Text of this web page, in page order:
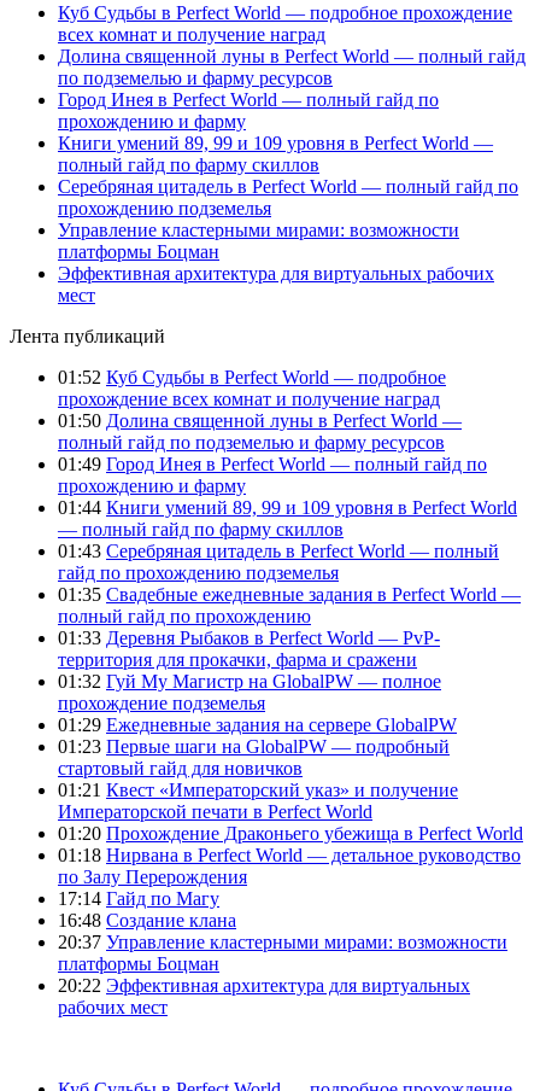
Куб Судьбы в Perfect World — подробное прохождение
всех комнат и получение наград
Долина священной луны в Perfect World — полный гайд
по подземелью и фарму ресурсов
Город Инея в Perfect World — полный гайд по
прохождению и фарму
Книги умений 89, 99 и 109 уровня в Perfect World —
полный гайд по фарму скиллов
Серебряная цитадель в Perfect World — полный гайд по
прохождению подземелья
Управление кластерными мирами: возможности
платформы Боцман
Эффективная архитектура для виртуальных рабочих
мест
Лента публикаций
01:52 Куб Судьбы в Perfect World — подробное
прохождение всех комнат и получение наград
01:50 Долина священной луны в Perfect World —
полный гайд по подземелью и фарму ресурсов
01:49 Город Инея в Perfect World — полный гайд по
прохождению и фарму
01:44 Книги умений 89, 99 и 109 уровня в Perfect World
— полный гайд по фарму скиллов
01:43 Серебряная цитадель в Perfect World — полный
гайд по прохождению подземелья
01:35 Свадебные ежедневные задания в Perfect World —
полный гайд по прохождению
01:33 Деревня Рыбаков в Perfect World — PvP-
территория для прокачки, фарма и сражени
01:32 Гуй Му Магистр на GlobalPW — полное
прохождение подземелья
01:29 Ежедневные задания на сервере GlobalPW
01:23 Первые шаги на GlobalPW — подробный
стартовый гайд для новичков
01:21 Квест «Императорский указ» и получение
Императорской печати в Perfect World
01:20 Прохождение Драконьего убежища в Perfect World
01:18 Нирвана в Perfect World — детальное руководство
по Залу Перерождения
17:14 Гайд по Магу
16:48 Создание клана
20:37 Управление кластерными мирами: возможности
платформы Боцман
20:22 Эффективная архитектура для виртуальных
рабочих мест